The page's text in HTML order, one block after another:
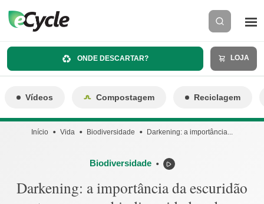
ONDE DESCARTAR? LOJA
Vídeos Compostagem Reciclagem
Início Vida Biodiversidade Darkening: a importância...
Biodiversidade ⬤
Darkening: a importância da escuridão